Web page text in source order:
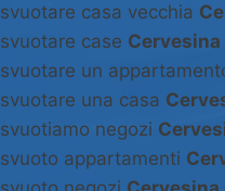
svuotare casa vecchia
svuotare case Cervesina
svuotare un
svuotare una casa
svuotiamo negozi
svuoto appartamenti